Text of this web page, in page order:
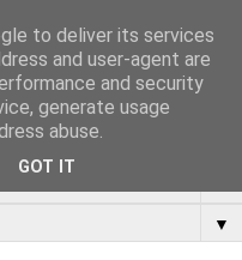
alles
▼
to deliver its services
and user-agent are
and security
generate usage
abuse.
GOT IT